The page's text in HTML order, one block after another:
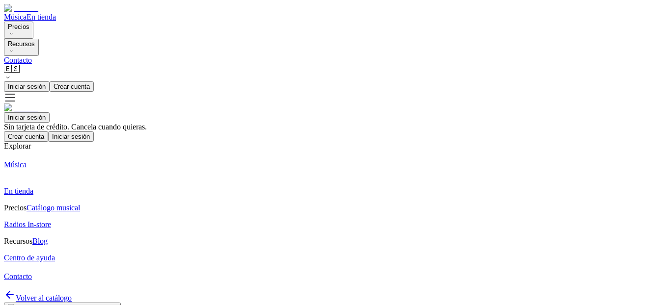
MúsicaEn tienda
Precios
Recursos
Contacto
🇪🇸
Iniciar sesión Crear cuenta
Iniciar sesión
Sin tarjeta de crédito. Cancela cuando quieras.
Crear cuenta Iniciar sesión
Explorar
Música
En tienda
PreciosCatálogo musical
Radios In-store
RecursosBlog
Centro de ayuda
Contacto
Volver al catálogo